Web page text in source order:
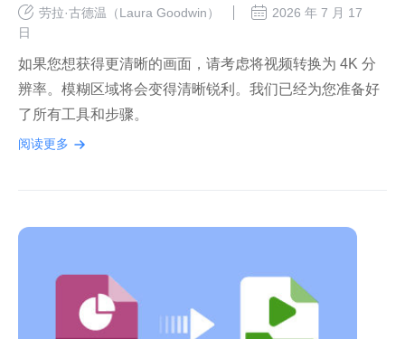
劳拉·古德温（Laura Goodwin）
2026 年 7 月 17
日
如果您想获得更清晰的画面，请考虑将视频转换为 4K 分
辨率。模糊区域将会变得清晰锐利。我们已经为您准备好
了所有工具和步骤。
阅读更多